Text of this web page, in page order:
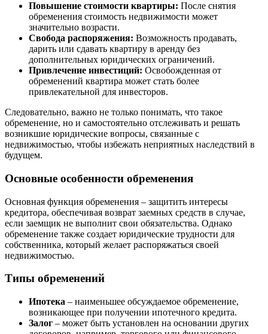
Повышение стоимости квартиры: После снятия
обременения стоимость недвижимости может
значительно возрасти.
Свобода распоряжения: Возможность продавать,
дарить или сдавать квартиру в аренду без
дополнительных юридических ограничений.
Привлечение инвестиций: Освобожденная от
обременений квартира может стать более
привлекательной для инвесторов.
Следовательно, важно не только понимать, что такое
обременение, но и самостоятельно отслеживать и решать
возникшие юридические вопросы, связанные с
недвижимостью, чтобы избежать неприятных наследствий в
будущем.
Основные особенности обременения
Основная функция обременения – защитить интересы
кредитора, обеспечивая возврат заемных средств в случае,
если заемщик не выполнит свои обязательства. Однако
обременение также создает юридические трудности для
собственника, который желает распоряжаться своей
недвижимостью.
Типы обременений
Ипотека – наименьшее обсуждаемое обременение,
возникающее при получении ипотечного кредита.
Залог – может быть установлен на основании других